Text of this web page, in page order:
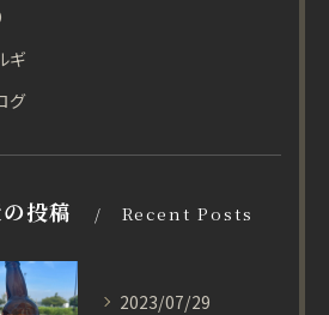
ギ
グ
投稿 Recent Posts
2023/07/29